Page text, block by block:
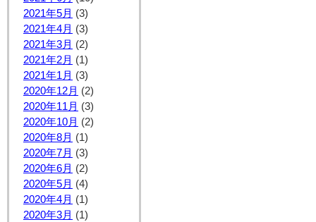
2021年5月 (3)
2021年4月 (3)
2021年3月 (2)
2021年2月 (1)
2021年1月 (3)
2020年12月 (2)
2020年11月 (3)
2020年10月 (2)
2020年8月 (1)
2020年7月 (3)
2020年6月 (2)
2020年5月 (4)
2020年4月 (1)
2020年3月 (1)